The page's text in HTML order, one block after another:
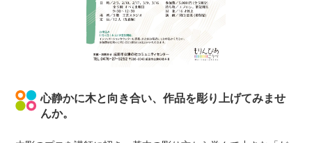
心静かに木と向き合い、作品を彫り上げてみませ
んか。